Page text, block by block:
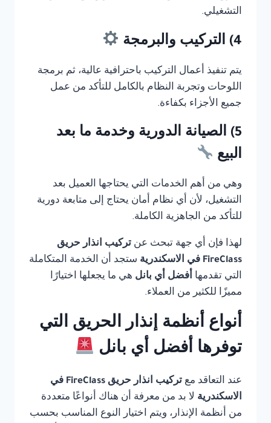
التشغيلي.
4) التركيب والبرمجة
يتم تنفيذ أعمال التركيب باحترافية عالية، ثم برمجة
اللوحات وتجربة النظام بالكامل للتأكد من عمل
جميع الأجزاء بكفاءة.
5) الصيانة الدورية وخدمة ما بعد
البيع
وهي من أهم الخدمات التي يحتاجها العميل بعد
التشغيل، لأن أي نظام أمان يحتاج إلى متابعة دورية
للتأكد من الجاهزية الكاملة.
لهذا فإن أي جهة تبحث عن تركيب انذار حريق
FireClass في الاسكندرية
ستجد أن الخدمة المتكاملة
التي تقدمها أفضل أي بانل هي ما يجعلها اختيارًا
مميزًا للكثير من العملاء.
أنواع أنظمة إنذار الحريق التي
توفرها أفضل أي بانل
عند التعاقد مع
تركيب انذار حريق FireClass في
الاسكندرية لا بد من معرفة أن هناك أنواعًا متعددة
من أنظمة الإنذار، ويتم اختيار النوع المناسب بحسب